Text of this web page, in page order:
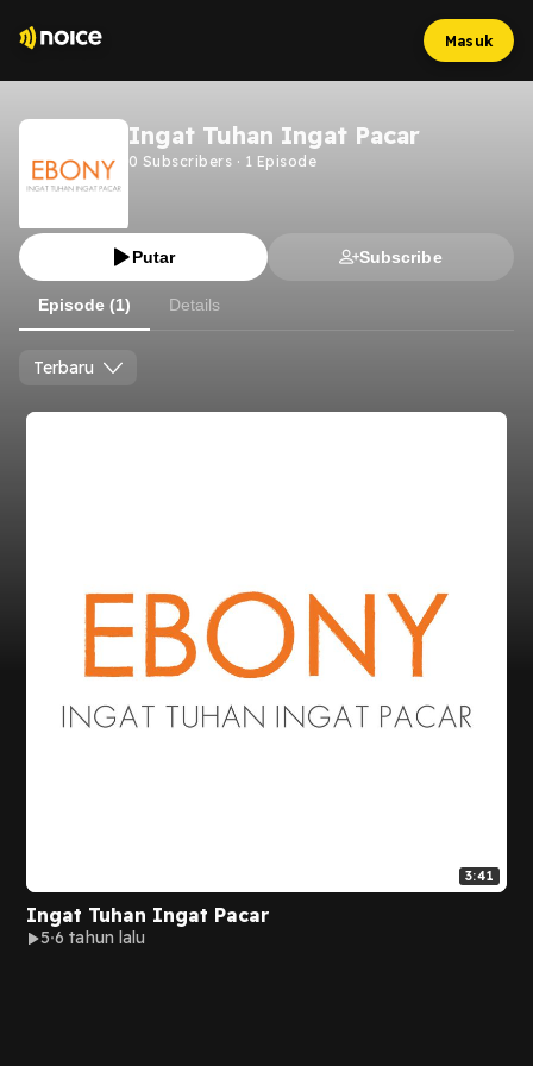
Masuk
Ingat Tuhan Ingat Pacar
0 Subscribers · 1 Episode
Putar Subscribe
Episode (1) Details
Terbaru
3:41
Ingat Tuhan Ingat Pacar
5 6 tahun lalu